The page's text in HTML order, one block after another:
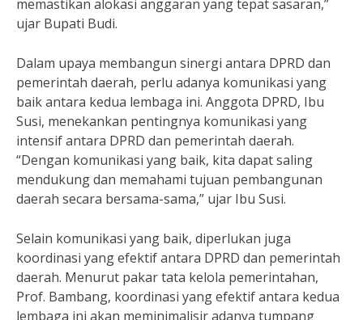
memastikan alokasi anggaran yang tepat sasaran,”
ujar Bupati Budi.
Dalam upaya membangun sinergi antara DPRD dan
pemerintah daerah, perlu adanya komunikasi yang
baik antara kedua lembaga ini. Anggota DPRD, Ibu
Susi, menekankan pentingnya komunikasi yang
intensif antara DPRD dan pemerintah daerah.
“Dengan komunikasi yang baik, kita dapat saling
mendukung dan memahami tujuan pembangunan
daerah secara bersama-sama,” ujar Ibu Susi.
Selain komunikasi yang baik, diperlukan juga
koordinasi yang efektif antara DPRD dan pemerintah
daerah. Menurut pakar tata kelola pemerintahan,
Prof. Bambang, koordinasi yang efektif antara kedua
lembaga ini akan meminimalisir adanya tumpang